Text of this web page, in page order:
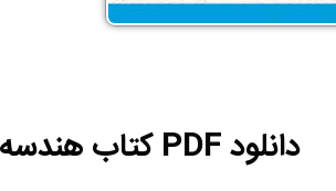
دانلود PDF کتاب هندسه یازدهم ریاضی 1404-1405 | PDF هندسه